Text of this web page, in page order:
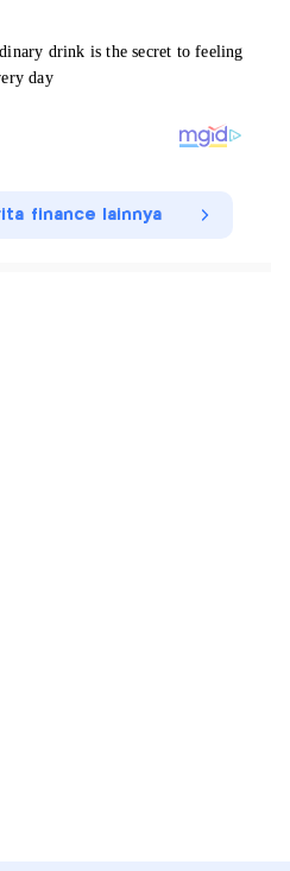
finance lainnya